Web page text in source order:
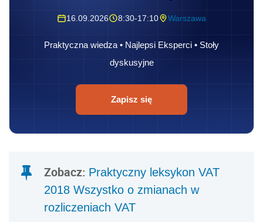
16.09.2026 8:30-17:10 Warszawa
Praktyczna wiedza • Najlepsi Eksperci • Stoły
dyskusyjne
Zapisz się
Zobacz: Praktyczny leksykon VAT
2018 Wszystko o zmianach w
rozliczeniach VAT